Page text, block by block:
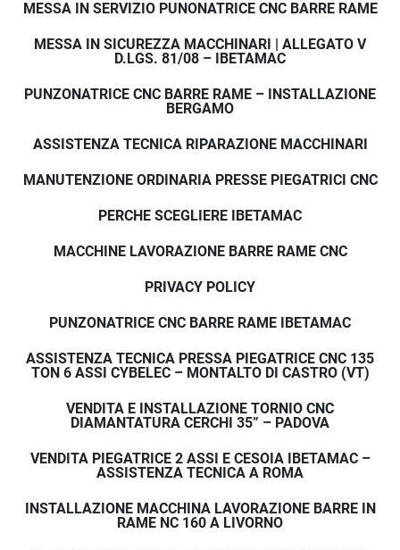
MESSA IN SERVIZIO PUNONATRICE CNC BARRE RAME
MESSA IN SICUREZZA MACCHINARI | ALLEGATO V
D.LGS. 81/08 – IBETAMAC
PUNZONATRICE CNC BARRE RAME – INSTALLAZIONE
BERGAMO
ASSISTENZA TECNICA RIPARAZIONE MACCHINARI
MANUTENZIONE ORDINARIA PRESSE PIEGATRICI CNC
PERCHE SCEGLIERE IBETAMAC
MACCHINE LAVORAZIONE BARRE RAME CNC
PRIVACY POLICY
PUNZONATRICE CNC BARRE RAME IBETAMAC
ASSISTENZA TECNICA PRESSA PIEGATRICE CNC 135
TON 6 ASSI CYBELEC – MONTALTO DI CASTRO (VT)
VENDITA E INSTALLAZIONE TORNIO CNC
DIAMANTATURA CERCHI 35” – PADOVA
VENDITA PIEGATRICE 2 ASSI E CESOIA IBETAMAC –
ASSISTENZA TECNICA A ROMA
INSTALLAZIONE MACCHINA LAVORAZIONE BARRE IN
RAME NC 160 A LIVORNO